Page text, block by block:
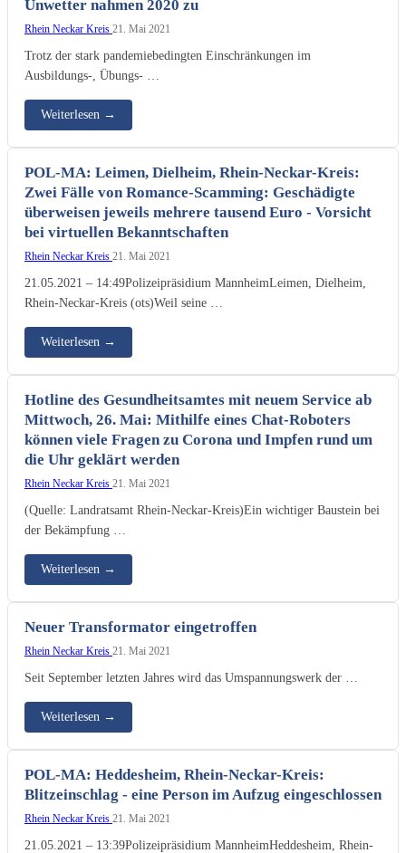
Unwetter nahmen 2020 zu
Rhein Neckar Kreis 21. Mai 2021
Trotz der stark pandemiebedingten Einschränkungen im
Ausbildungs-, Übungs- …
Weiterlesen →
POL-MA: Leimen, Dielheim, Rhein-Neckar-Kreis:
Zwei Fälle von Romance-Scamming: Geschädigte
überweisen jeweils mehrere tausend Euro - Vorsicht
bei virtuellen Bekanntschaften
Rhein Neckar Kreis 21. Mai 2021
21.05.2021 – 14:49Polizeipräsidium MannheimLeimen, Dielheim,
Rhein-Neckar-Kreis (ots)Weil seine …
Weiterlesen →
Hotline des Gesundheitsamtes mit neuem Service ab
Mittwoch, 26. Mai: Mithilfe eines Chat-Roboters
können viele Fragen zu Corona und Impfen rund um
die Uhr geklärt werden
Rhein Neckar Kreis 21. Mai 2021
(Quelle: Landratsamt Rhein-Neckar-Kreis)Ein wichtiger Baustein bei
der Bekämpfung …
Weiterlesen →
Neuer Transformator eingetroffen
Rhein Neckar Kreis 21. Mai 2021
Seit September letzten Jahres wird das Umspannungswerk der …
Weiterlesen →
POL-MA: Heddesheim, Rhein-Neckar-Kreis:
Blitzeinschlag - eine Person im Aufzug eingeschlossen
Rhein Neckar Kreis 21. Mai 2021
21.05.2021 – 13:39Polizeipräsidium MannheimHeddesheim, Rhein-